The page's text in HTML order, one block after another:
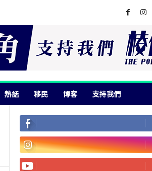
熱話 移民 博客 支持我們